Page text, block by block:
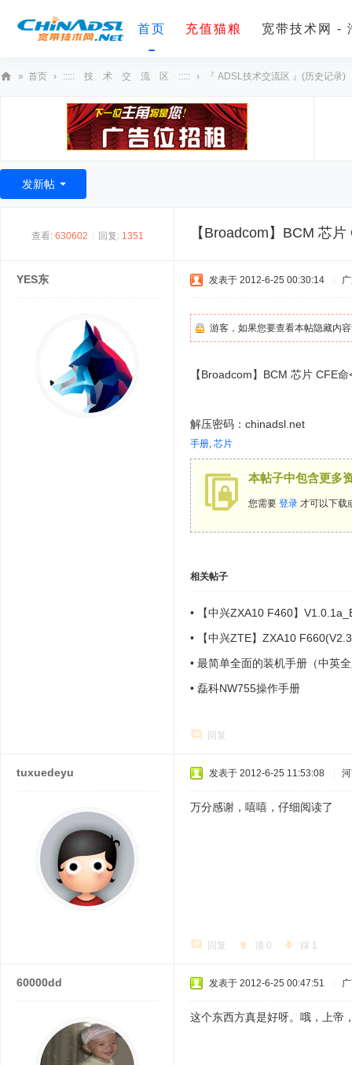
首页 充值猫粮 宽带技术网 -
术
» 首页 › ::::: 技 术 交 流 区 ::::: › 『 ADSL技术交流区 』(历史记录)
发新帖
查看: 630602 回复: 1351 【Broadcom】BCM 芯
YES东 发表于 2012-6-25 00:30:14
游客，如果您要查看本帖隐藏内
【Broadcom】BCM 芯片 CFE
解压密码：chinadsl.net
手册, 芯片
本帖子中包含更多
您需要 登录 才可以下载
相关帖子
•
【中兴ZXA10 F460】
•
【中兴ZTE】ZXA10
• 最简单全面的装机手册（中英
• 磊科NW755操作手册
回复
tuxuedeyu 发表于 2012-6-25 11:53:08
万分感谢，嘻嘻，仔细阅读了
回复 顶 0 踩 1
60000dd 发表于 2012-6-25 00:47:51
这个东西方真是好呀。哦，上帝